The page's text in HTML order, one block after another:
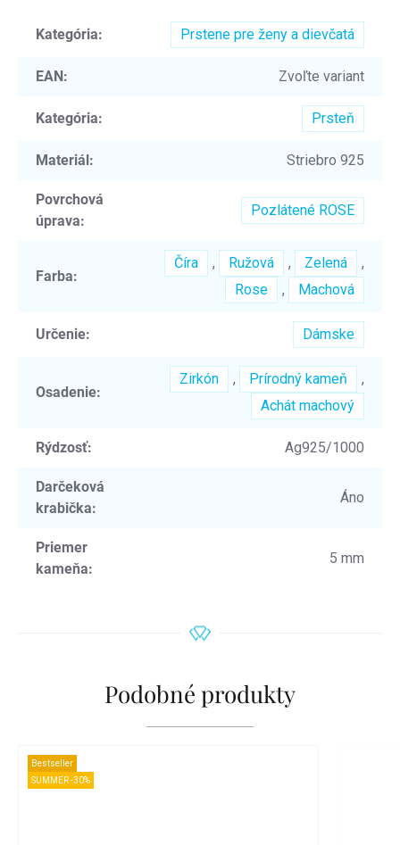
Kategória: Prstene pre ženy a dievčatá
EAN: Zvoľte variant
Kategória: Prsteň
Materiál: Striebro 925
Povrchová
úprava:
Pozlátené ROSE
Farba:
Číra , Ružová , Zelená
,
Rose
, Machová
Určenie: Dámske
Osadenie:
Zirkón , Prírodný kameň
,
Achát machový
Rýdzosť: Ag925/1000
Darčeková
krabička:
Áno
Priemer
kameňa:
5 mm
Podobné produkty
Bestseller
SUMMER -30%